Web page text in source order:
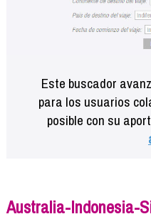
Este buscador
para los usuarios
posible con su
Australia-Indonesia-